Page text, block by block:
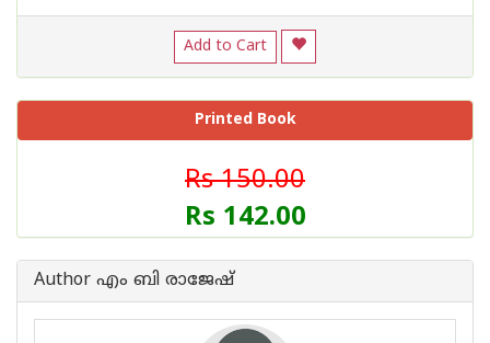
Add to Cart
Printed Book
Rs 150.00
Rs 142.00
Author എം ബി രാജേഷ്‌